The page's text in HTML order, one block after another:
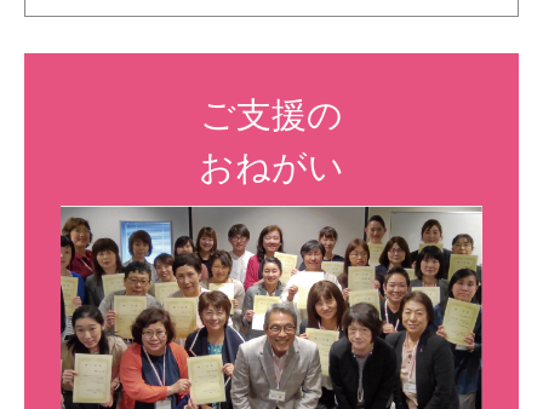
ご支援の
おねがい